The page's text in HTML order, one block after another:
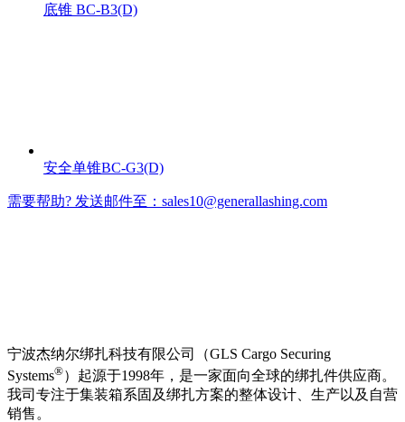
底锥 BC-B3(D)
安全单锥BC-G3(D)
需要帮助? 发送邮件至：sales10@generallashing.com
宁波杰纳尔绑扎科技有限公司（GLS Cargo Securing
Systems®）起源于1998年，是一家面向全球的绑扎件供应商。
我司专注于集装箱系固及绑扎方案的整体设计、生产以及自营
销售。